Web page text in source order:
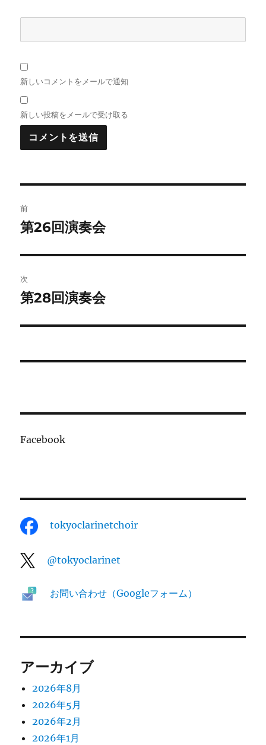
新しいコメントをメールで通知
新しい投稿をメールで受け取る
稿
ビ
ゲ
ー
前
前
投
稿:
第26回演奏会
次
次
投
第28回演奏会
Facebook
tokyoclarinetchoir
@tokyoclarinet
お問い合わせ（Googleフォーム）
アーカイブ
2026年8月
2026年5月
2026年2月
2026年1月